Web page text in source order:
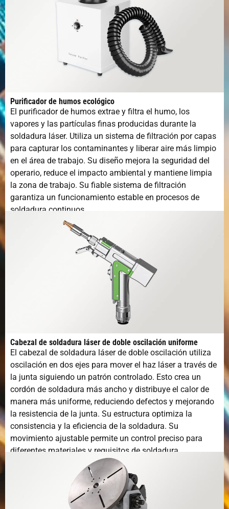
10 m (JPT: 15 m)
Refrigeración por agua
pulso
20-200 kHz
Voltaje y
frecuencia
380 V/220 V 50/60 h
Ambiente de
trabajo
10-40℃
Humedad de
funcionamiento
5-95%
Purificador de humos ecológico
El purificador de humos extrae y filtra el humo, los
vapores y las partículas finas producidas durante la
soldadura láser. Utiliza un sistema de filtración por capas
para capturar los contaminantes y liberar aire más limpio
en el área de trabajo. Su diseño mejora la seguridad del
operario, reduce el impacto ambiental y mantiene limpia
la zona de trabajo. Su fiable sistema de filtración
garantiza un funcionamiento estable en procesos de
soldadura continuos.
Cabezal de soldadura láser de doble oscilación uniforme
El cabezal de soldadura láser de doble oscilación utiliza
oscilación en dos ejes para mover el haz láser a través de
la junta siguiendo un patrón controlado. Esto crea un
cordón de soldadura más ancho y distribuye el calor de
manera más uniforme, reduciendo defectos y mejorando
la resistencia de la junta. Su estructura optimiza la
consistencia y la eficiencia de la soldadura. Su
movimiento ajustable permite un control preciso para
diferentes materiales y requisitos de soldadura.